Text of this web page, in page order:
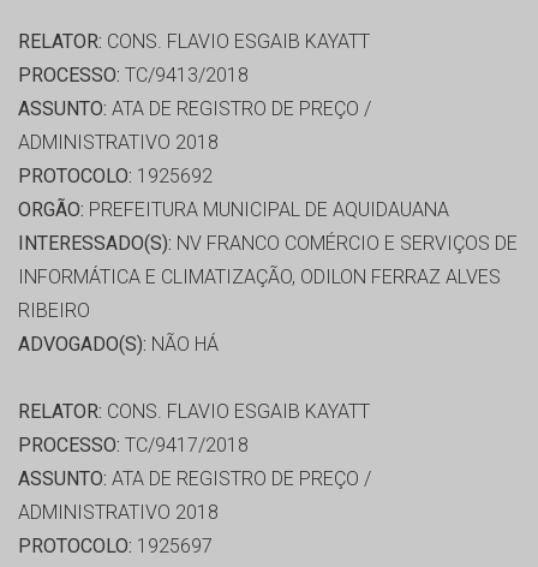
RELATOR: CONS. FLAVIO ESGAIB KAYATT
PROCESSO: TC/9413/2018
ASSUNTO: ATA DE REGISTRO DE PREÇO /
ADMINISTRATIVO 2018
PROTOCOLO: 1925692
ORGÃO: PREFEITURA MUNICIPAL DE AQUIDAUANA
INTERESSADO(S): NV FRANCO COMÉRCIO E SERVIÇOS DE
INFORMÁTICA E CLIMATIZAÇÃO, ODILON FERRAZ ALVES
RIBEIRO
ADVOGADO(S): NÃO HÁ
RELATOR: CONS. FLAVIO ESGAIB KAYATT
PROCESSO: TC/9417/2018
ASSUNTO: ATA DE REGISTRO DE PREÇO /
ADMINISTRATIVO 2018
PROTOCOLO: 1925697